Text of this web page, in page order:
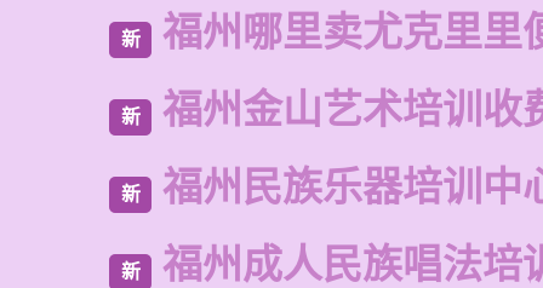
新 福州哪里卖尤克里里
新 福州金山艺术培训收
新 福州民族乐器培训中
新 福州成人民族唱法培